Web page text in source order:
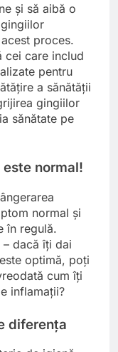
și să aibă o
proces.
cei care includ
pentru
a sănătății
gingiilor
sănătate pe
normal!
normal și
în regulă.
– dacă îți dai
optimă, poți
cum îți
inflamații?
diferența